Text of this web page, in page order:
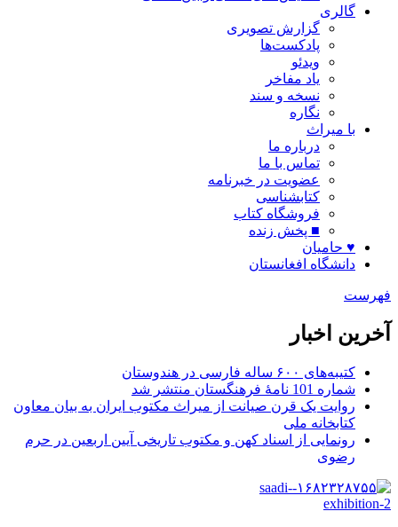
گالری
گزارش تصویری
پادکست‌ها
ویدئو
یاد مفاخر
نسخه و سند
نگاره
با میراث
درباره ما
تماس با ما
عضویت در خبرنامه
کتابشناسی
فروشگاه کتاب
■ پخش زنده
♥ حامیان
دانشگاه افغانستان
فهرست
آخرین اخبار
کتیبه‌های ۶۰۰ ساله فارسی در هندوستان
شماره 101 نامۀ فرهنگستان منتشر شد
روایت یک قرن صیانت از میراث مکتوب ایران به بیان معاون
کتابخانه ملی
رونمایی از اسناد کهن و مکتوب تاریخی آیین اربعین در حرم
رضوی